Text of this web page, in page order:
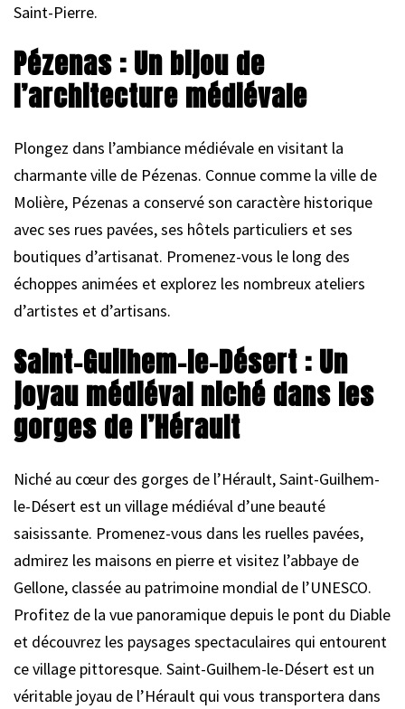
Saint-Pierre.
Pézenas : Un bijou de
l’architecture médiévale
Plongez dans l’ambiance médiévale en visitant la
charmante ville de Pézenas. Connue comme la ville de
Molière, Pézenas a conservé son caractère historique
avec ses rues pavées, ses hôtels particuliers et ses
boutiques d’artisanat. Promenez-vous le long des
échoppes animées et explorez les nombreux ateliers
d’artistes et d’artisans.
Saint-Guilhem-le-Désert : Un
joyau médiéval niché dans les
gorges de l’Hérault
Niché au cœur des gorges de l’Hérault, Saint-Guilhem-
le-Désert est un village médiéval d’une beauté
saisissante. Promenez-vous dans les ruelles pavées,
admirez les maisons en pierre et visitez l’abbaye de
Gellone, classée au patrimoine mondial de l’UNESCO.
Profitez de la vue panoramique depuis le pont du Diable
et découvrez les paysages spectaculaires qui entourent
ce village pittoresque. Saint-Guilhem-le-Désert est un
véritable joyau de l’Hérault qui vous transportera dans